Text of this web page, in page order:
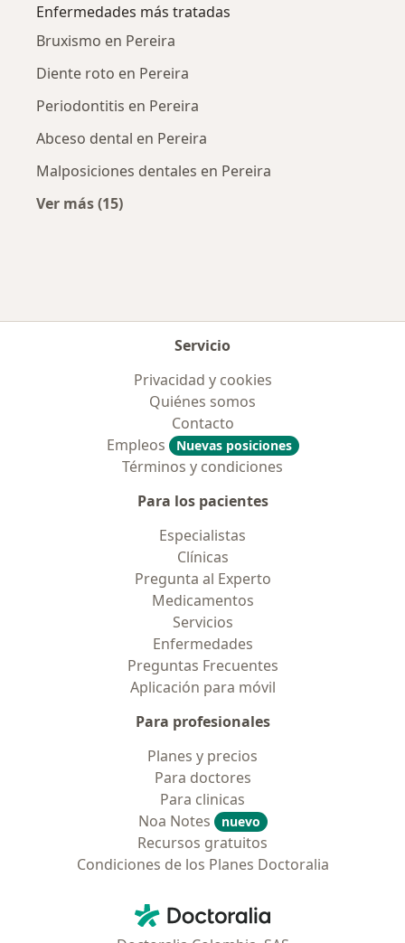
Enfermedades más tratadas
Bruxismo en Pereira
Diente roto en Pereira
Periodontitis en Pereira
Abceso dental en Pereira
Malposiciones dentales en Pereira
Ver más (15)
Servicio
Privacidad y cookies
Quiénes somos
Contacto
Empleos
Nuevas posiciones
Términos y condiciones
Para los pacientes
Especialistas
Clínicas
Pregunta al Experto
Medicamentos
Servicios
Enfermedades
Preguntas Frecuentes
Aplicación para móvil
Para profesionales
Planes y precios
Para doctores
Para clinicas
Noa Notes
nuevo
Recursos gratuitos
Condiciones de los Planes Doctoralia
Doctoralia - Página de inicio